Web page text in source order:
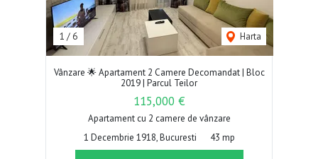
1 / 6 Harta
Vânzare 🌟 Apartament 2 Camere Decomandat | Bloc
2019 | Parcul Teilor
115,000 €
Apartament cu 2 camere de vânzare
1 Decembrie 1918, Bucuresti
43 mp